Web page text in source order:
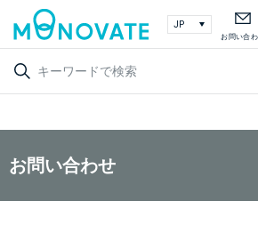
お問い合
お問い合わせ